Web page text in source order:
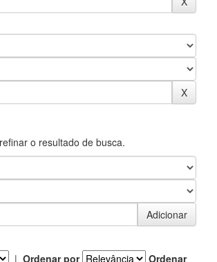
o resultado de busca.
| Ordenar por
Ordenar